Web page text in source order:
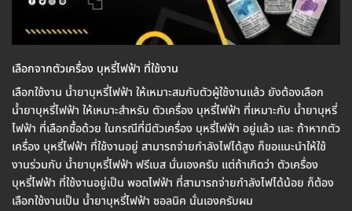
เลือกจากตัวเครื่อง บุหรี่ไฟฟ้า ที่ใช้งาน
เลือกใช้งาน น้ำยาบุหรี่ไฟฟ้า ให้เหมาะสมกับตัวผู้ใช้งานแล้ว ยังต้องเลือก
น้ำยาบุหรี่ไฟฟ้า ให้เหมาะสำหรับ ตัวเครื่อง บุหรี่ไฟฟ้า ที่เหมาะกับ น้ำยาบุหรี่
ไฟฟ้า ที่เลือกซื้อด้วย ในกรณีที่มีตัวเครื่อง บุหรี่ไฟฟ้า อยู่แล้ว และ ถ้าหากตัว
เครื่อง บุหรี่ไฟฟ้า ที่ใช้งานอยู่ สามารถจ่ายกำลังไฟได้สูง ก็ขอแนะนำให้ใช้
งานร่วมกับ น้ำยาบุหรี่ไฟฟ้า ฟรีเบส นั่นเองครับ แต่ถ้าเกิดว่า ตัวเครื่อง
บุหรี่ไฟฟ้า ที่ใช้งานอยู่เป็น พอตไฟฟ้า ที่สามารถจ่ายกำลังไฟได้น้อย ก็ต้อง
เลือกใช้งานเป็น น้ำยาบุหรี่ไฟฟ้า ซอลนิค นั่นเองครับผม